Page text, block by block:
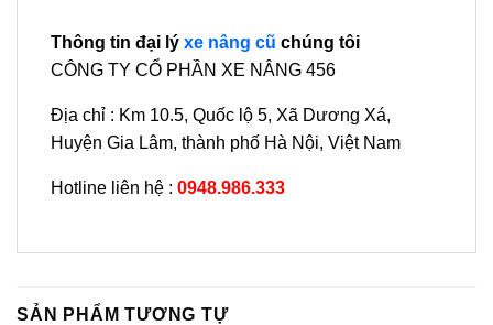
Thông tin đại lý xe nâng cũ chúng tôi
CÔNG TY CỔ PHẦN XE NÂNG 456
Địa chỉ : Km 10.5, Quốc lộ 5, Xã Dương Xá,
Huyện Gia Lâm, thành phố Hà Nội, Việt Nam
Hotline liên hệ : 0948.986.333
SẢN PHẨM TƯƠNG TỰ